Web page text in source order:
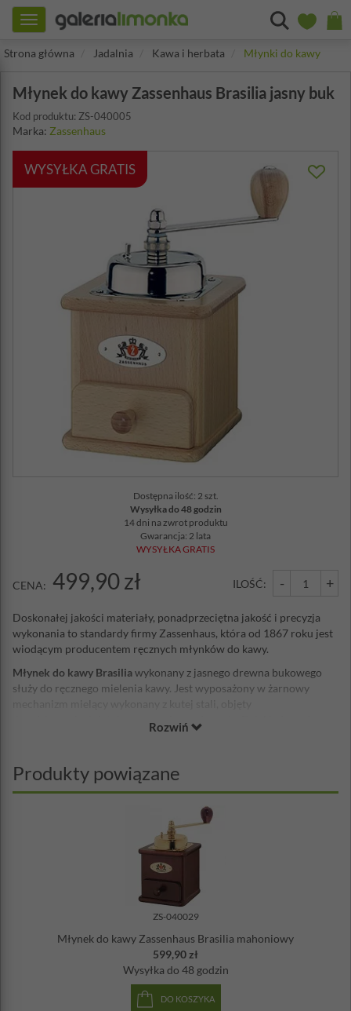
Toggle
navigation
Strona główna
Jadalnia Kawa i herbata Młynki do kawy
Młynek do kawy Zassenhaus Brasilia jasny buk
Kod produktu: ZS-040005
Marka: Zassenhaus
WYSYŁKA GRATIS
Dostępna ilość: 2 szt.
Wysyłka do 48 godzin
14 dni na zwrot produktu
Gwarancja: 2 lata
WYSYŁKA GRATIS
CENA: 499,90 zł ILOŚĆ: - +
Doskonałej jakości materiały, ponadprzeciętna jakość i precyzja
wykonania to standardy firmy Zassenhaus, która od 1867 roku jest
wiodącym producentem ręcznych młynków do kawy.
Młynek do kawy Brasiliawykonany z jasnego drewna bukowego
służy do ręcznego mielenia kawy. Jest wyposażony w żarnowy
regulacji grubości mielenia, można dostosować grubość przemiału
koneserów picia kawy. Młynek świetnie spełni swoją
funkcję, będzie również stylowym dodatkiem do twojej kuchni.
Wymiary: 12 x 12,5 x 20 cm
Rozwiń
Produkty powiązane
ZS-040029
Młynek do kawy Zassenhaus Brasilia mahoniowy
599,90 zł
Wysyłka do 48 godzin
DO KOSZYKA